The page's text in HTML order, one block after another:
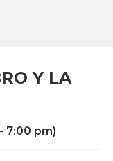
Y LA
7:00 pm)